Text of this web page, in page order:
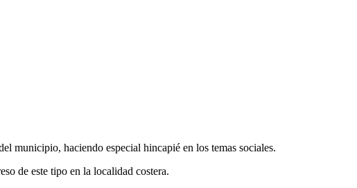
municipio, haciendo especial hincapié en los temas sociales.
de este tipo en la localidad costera.